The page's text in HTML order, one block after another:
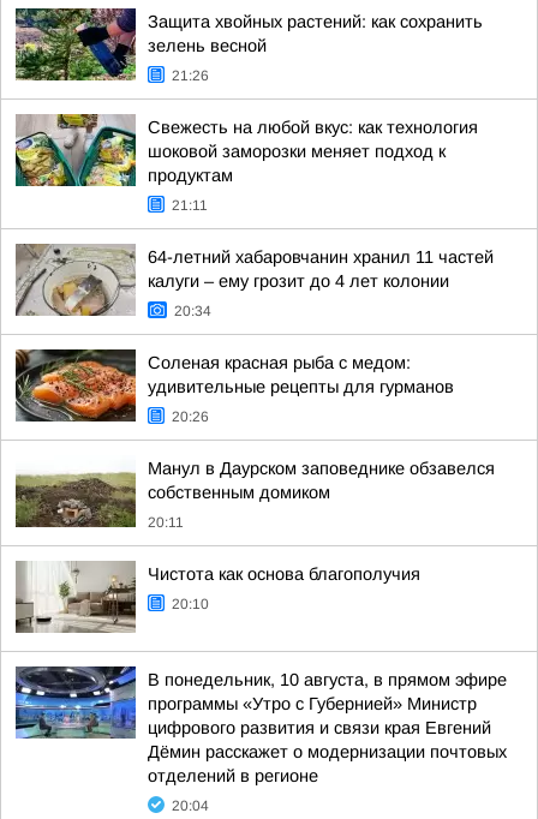
Защита хвойных растений: как сохранить
зелень весной
21:26
Свежесть на любой вкус: как технология
шоковой заморозки меняет подход к
продуктам
21:11
64-летний хабаровчанин хранил 11 частей
калуги – ему грозит до 4 лет колонии
20:34
Соленая красная рыба с медом:
удивительные рецепты для гурманов
20:26
Манул в Даурском заповеднике обзавелся
собственным домиком
20:11
Чистота как основа благополучия
20:10
В понедельник, 10 августа, в прямом эфире
программы «Утро с Губернией» Министр
цифрового развития и связи края Евгений
Дёмин расскажет о модернизации почтовых
отделений в регионе
20:04